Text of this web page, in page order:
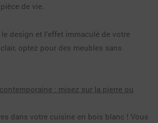
de vie.
design et l’effet immaculé de votre
optez pour des meubles sans
: misez sur la pierre ou
dans votre cuisine en bois blanc ! Vous